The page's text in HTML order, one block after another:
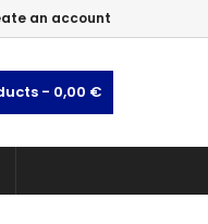
an account
- 0,00 €